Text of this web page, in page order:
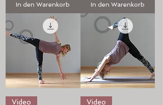
In den Warenkorb In den Warenkorb
Video
Video